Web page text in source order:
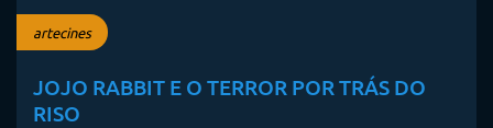
artecines
JOJO RABBIT E O TERROR POR TRÁS DO
RISO